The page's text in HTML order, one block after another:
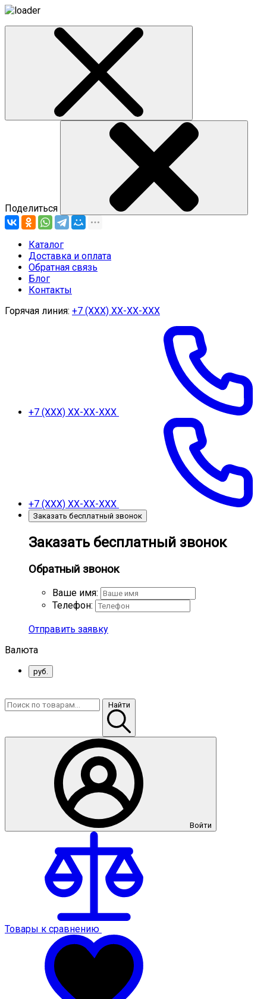
Поделиться
Каталог
Доставка и оплата
Обратная связь
Блог
Контакты
Горячая линия: +7 (ХХХ) ХХ-ХХ-ХХХ
+7 (ХХХ) ХХ-ХХ-ХХХ
+7 (ХХХ) ХХ-ХХ-ХХХ
Заказать бесплатный звонок
Заказать бесплатный звонок
Обратный звонок
Ваше имя:
Телефон:
Отправить заявку
Валюта
руб.
Найти
Войти
Товары к сравнению